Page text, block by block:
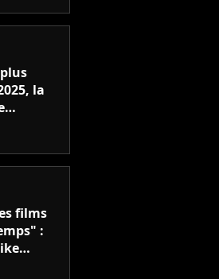
Marvel
la
est
la
films
:
film